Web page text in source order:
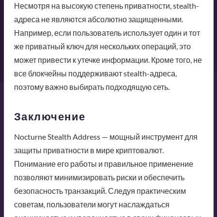
Несмотря на высокую степень приватности, stealth-
адреса не являются абсолютно защищенными.
Например, если пользователь использует один и тот
же приватный ключ для нескольких операций, это
может привести к утечке информации. Кроме того, не
все блокчейны поддерживают stealth-адреса,
поэтому важно выбирать подходящую сеть.
Заключение
Nocturne Stealth Address — мощный инструмент для
защиты приватности в мире криптовалют.
Понимание его работы и правильное применение
позволяют минимизировать риски и обеспечить
безопасность транзакций. Следуя практическим
советам, пользователи могут наслаждаться